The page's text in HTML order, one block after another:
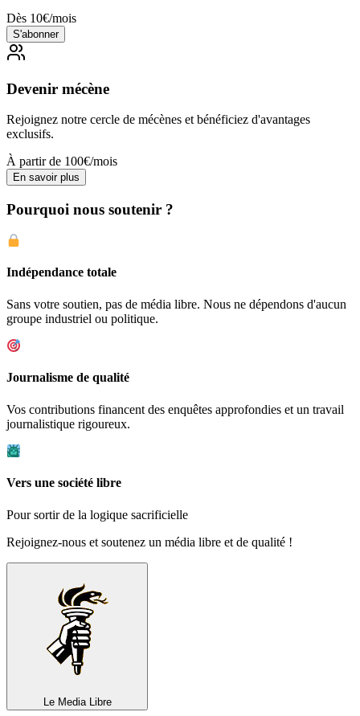
Dès 10€/mois
S'abonner
Devenir mécène
Rejoignez notre cercle de mécènes et bénéficiez d'avantages
exclusifs.
À partir de 100€/mois
En savoir plus
Pourquoi nous soutenir ?
Indépendance totale
Sans votre soutien, pas de média libre. Nous ne dépendons d'aucun
groupe industriel ou politique.
Journalisme de qualité
Vos contributions financent des enquêtes approfondies et un travail
journalistique rigoureux.
Vers une société libre
Pour sortir de la logique sacrificielle
Rejoignez-nous et soutenez un média libre et de qualité !
Le Media Libre